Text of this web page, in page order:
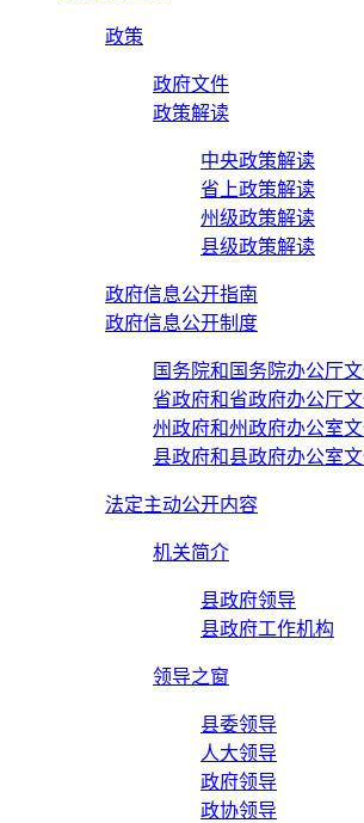
政策
政府文件
政策解读
中央政策解读
省上政策解读
州级政策解读
县级政策解读
政府信息公开指南
政府信息公开制度
国务院和国务院办公厅
省政府和省政府办公厅
州政府和州政府办公室
县政府和县政府办公室
法定主动公开内容
机关简介
县政府领导
县政府工作机构
领导之窗
县委领导
人大领导
政府领导
政协领导